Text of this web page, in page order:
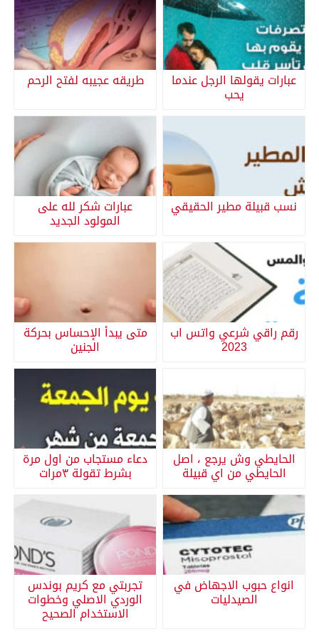
عبارات يقولها الرجل عندما
يحب
طريقه عجيبه لفتح الرحم
نسب قبيلة مطير الحقيقي عبارات شكر لله على
المولود الجديد
رقم راقي شرعي واتس اب
2023
متى يبدأ الإحساس بحركة
الجنين
الحايطي وش يرجع ، اصل
الحايطي من اي قبيلة
دعاء مستجاب من اول مرة
بشرط تقولة ٣مرات
انواع حبوب الاجهاض في
الصيدليات
تجربتي مع كريم بوندس
الوردي الاصلي وخطوات
الاستخدام الصحيح